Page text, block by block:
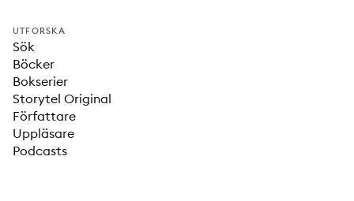
UTFORSKA
Sök
Böcker
Bokserier
Storytel Original
Författare
Uppläsare
Podcasts